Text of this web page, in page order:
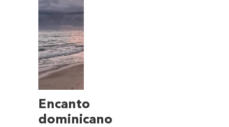
Encanto
dominicano